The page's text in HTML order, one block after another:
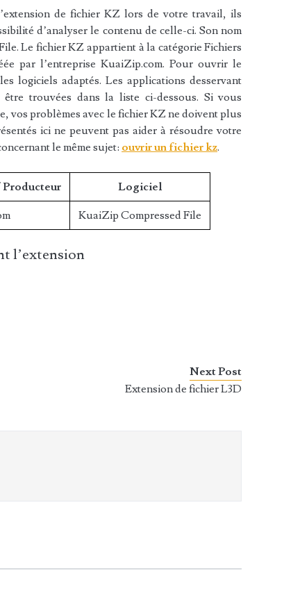
de fichier KZ lors de votre travail, ils
d’analyser le contenu de celle-ci. Son nom
Le fichier KZ appartient à la catégorie Fichiers
par l’entreprise KuaiZip.com. Pour ouvrir le
logiciels adaptés. Les applications desservant
trouvées dans la liste ci-dessous. Si vous
vos problèmes avec le fichier KZ ne doivent plus
ici ne peuvent pas aider à résoudre votre
le même sujet: ouvrir un fichier kz.
Producteur Logiciel
KuaiZip Compressed File
l’extension
Next Post
Extension de fichier L3D